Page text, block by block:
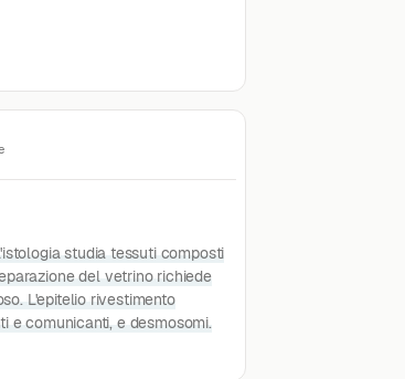
studia tessuti composti
del vetrino richiede
L'epitelio rivestimento
e comunicanti, e desmosomi.